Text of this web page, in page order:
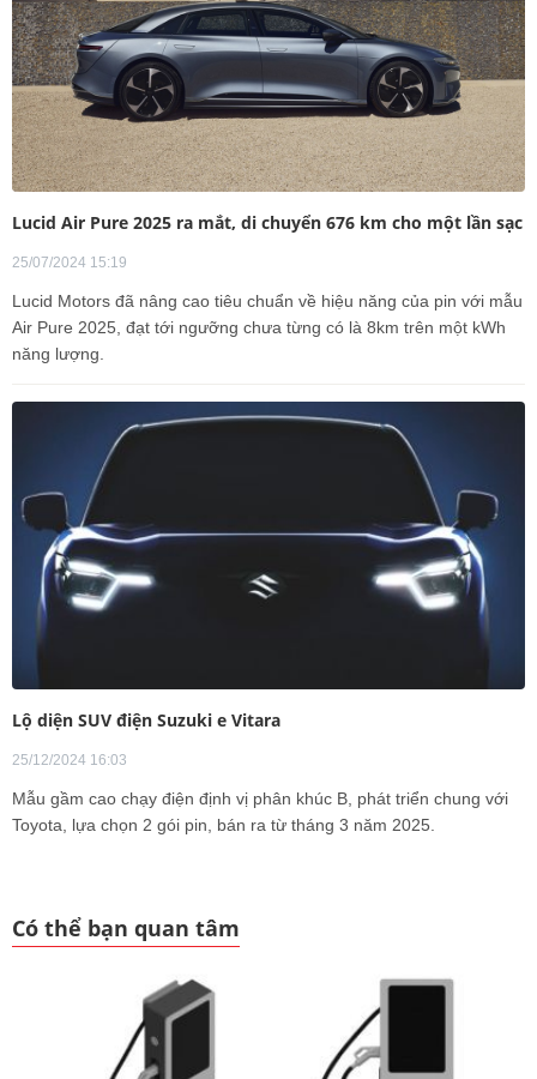
Lucid Air Pure 2025 ra mắt, di chuyển 676 km cho một lần sạc
25/07/2024 15:19
Lucid Motors đã nâng cao tiêu chuẩn về hiệu năng của pin với mẫu
Air Pure 2025, đạt tới ngưỡng chưa từng có là 8km trên một kWh
năng lượng.
Lộ diện SUV điện Suzuki e Vitara
25/12/2024 16:03
Mẫu gầm cao chạy điện định vị phân khúc B, phát triển chung với
Toyota, lựa chọn 2 gói pin, bán ra từ tháng 3 năm 2025.
Có thể bạn quan tâm